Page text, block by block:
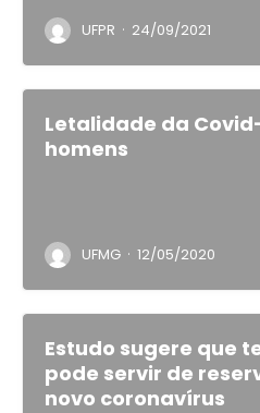
UFPR · 24/09/2021
Letalidade da
homens
UFMG · 12/05/2020
Estudo sugere que
pode servir de
novo coronavírus